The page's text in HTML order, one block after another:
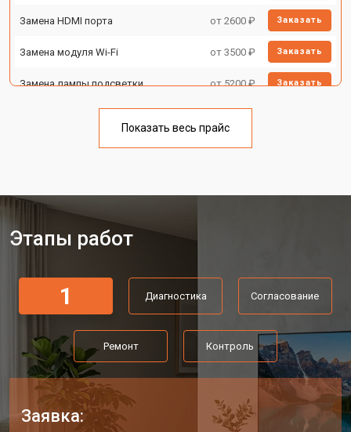
Замена HDMI порта от 2600 ₽ Заказать
Замена модуля Wi-Fi от 3500 ₽ Заказать
Замена лампы подсветки от 5200 ₽ Заказать
Замена блока питания от 3700 ₽
Прошивка телевизора Digma
Замена трансформаторов
подсветки
Показать весь прайс
Этапы работ
1 Диагностика Согласование
Ремонт Контроль
Заявка: